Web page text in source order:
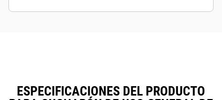
ESPECIFICACIONES DEL PRODUCTO